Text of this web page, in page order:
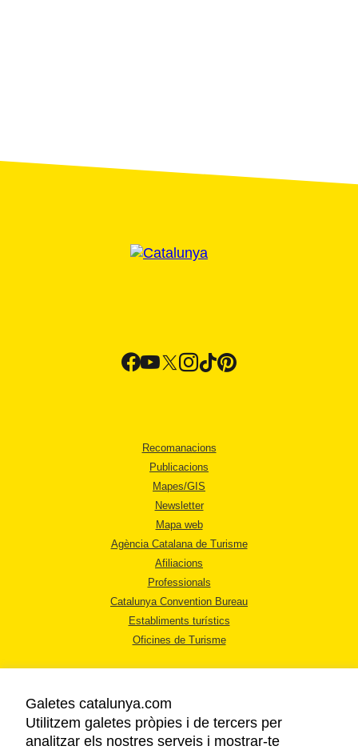
Recomanacions
Publicacions
Mapes/GIS
Newsletter
Mapa web
Agència Catalana de Turisme
Afiliacions
Professionals
Catalunya Convention Bureau
Establiments turístics
Oficines de Turisme
Galetes catalunya.com
Utilitzem galetes pròpies i de tercers per
analitzar els nostres serveis i mostrar-te